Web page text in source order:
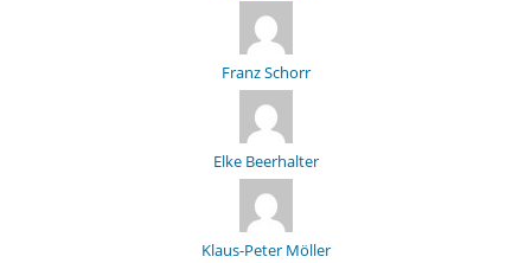
Franz Schorr
Elke Beerhalter
Klaus-Peter Möller